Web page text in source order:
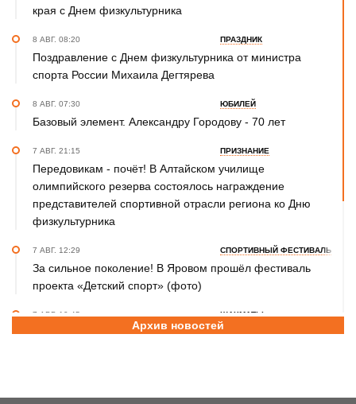
края с Днем физкультурника
8 АВГ. 08:20 ПРАЗДНИК
Поздравление с Днем физкультурника от министра
спорта России Михаила Дегтярева
8 АВГ. 07:30 ЮБИЛЕЙ
Базовый элемент. Александру Городову - 70 лет
7 АВГ. 21:15 ПРИЗНАНИЕ
Передовикам - почёт! В Алтайском училище
олимпийского резерва состоялось награждение
представителей спортивной отрасли региона ко Дню
физкультурника
7 АВГ. 12:29 СПОРТИВНЫЙ ФЕСТИВАЛЬ
За сильное поколение! В Яровом прошёл фестиваль
проекта «Детский спорт» (фото)
7 АВГ. 10:45 ШАХМАТЫ
Партия длиною в жизнь: шахматный тренер Надежда
Никита Дёмин - победитель и серебряный, Анастасия
Архив новостей